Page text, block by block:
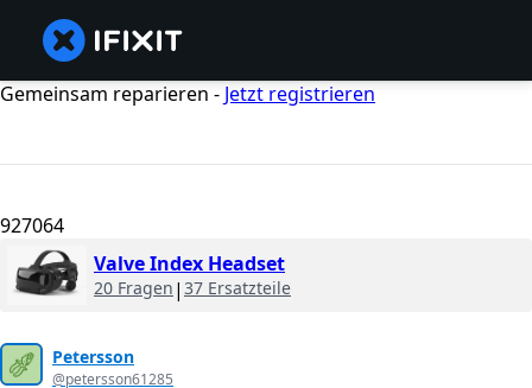
Gemeinsam reparieren - Jetzt registrieren
927064
Valve Index Headset
20 Fragen | 37 Ersatzteile
Petersson
@petersson61285